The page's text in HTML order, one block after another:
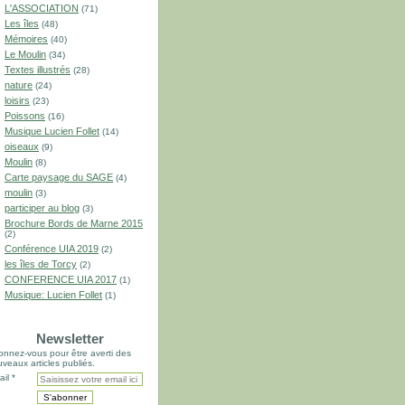
L'ASSOCIATION (71)
Les îles (48)
Mémoires (40)
Le Moulin (34)
Textes illustrés (28)
nature (24)
loisirs (23)
Poissons (16)
Musique Lucien Follet (14)
oiseaux (9)
Moulin (8)
Carte paysage du SAGE (4)
moulin (3)
participer au blog (3)
Brochure Bords de Marne 2015
(2)
Conférence UIA 2019 (2)
les îles de Torcy (2)
CONFERENCE UIA 2017 (1)
Musique: Lucien Follet (1)
Newsletter
vous pour être averti des
articles publiés.